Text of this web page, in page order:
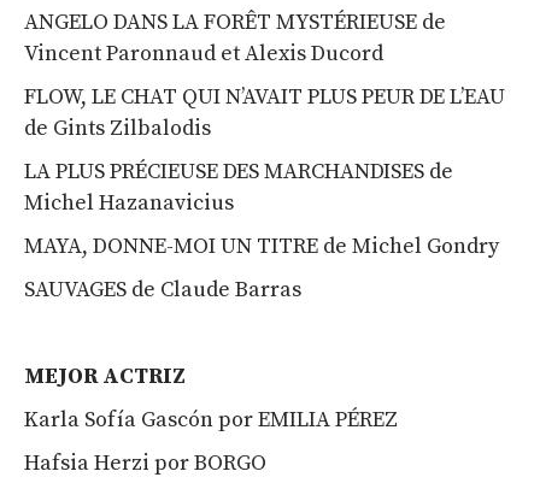
ANGELO DANS LA FORÊT MYSTÉRIEUSE de
Vincent Paronnaud et Alexis Ducord
FLOW, LE CHAT QUI N’AVAIT PLUS PEUR DE L’EAU
de Gints Zilbalodis
LA PLUS PRÉCIEUSE DES MARCHANDISES de
Michel Hazanavicius
MAYA, DONNE-MOI UN TITRE de Michel Gondry
SAUVAGES de Claude Barras
MEJOR ACTRIZ
Karla Sofía Gascón por EMILIA PÉREZ
Hafsia Herzi por BORGO